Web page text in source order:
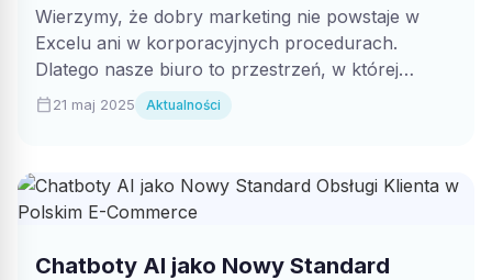
Wierzymy, że dobry marketing nie powstaje w
Excelu ani w korporacyjnych procedurach.
Dlatego nasze biuro to przestrzeń, w której
kreatywność...
calendar_today21 maj 2025 Aktualności
Chatboty AI jako Nowy Standard